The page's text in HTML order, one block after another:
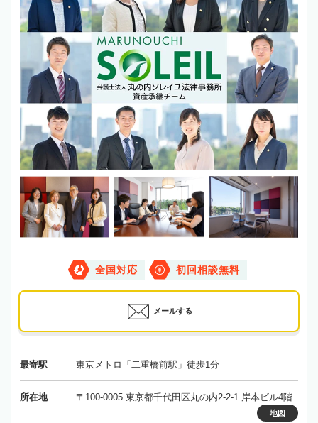
全国対応 初回相談無料
メールする
最寄駅 東京メトロ「二重橋前駅」徒歩1分
所在地 〒100-0005 東京都千代田区丸の内2-2-1 岸本ビル4階
地図